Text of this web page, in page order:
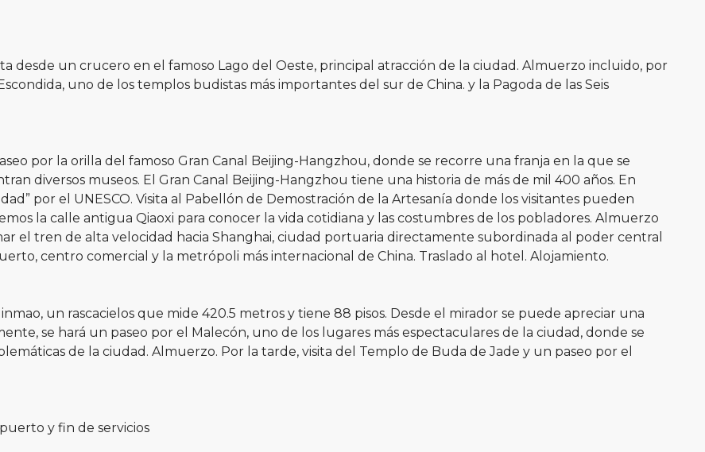
desde un crucero en el famoso Lago del Oeste, principal atracción de la ciudad. Almuerzo incluido, por
uno de los templos budistas más importantes del sur de China. y la Pagoda de las Seis
por la orilla del famoso Gran Canal Beijing-Hangzhou, donde se recorre una franja en la que se
diversos museos. El Gran Canal Beijing-Hangzhou tiene una historia de más de mil 400 años. En
por el UNESCO. Visita al Pabellón de Demostración de la Artesanía donde los visitantes pueden
la calle antigua Qiaoxi para conocer la vida cotidiana y las costumbres de los pobladores. Almuerzo
el tren de alta velocidad hacia Shanghai, ciudad portuaria directamente subordinada al poder central
centro comercial y la metrópoli más internacional de China. Traslado al hotel. Alojamiento.
un rascacielos que mide 420.5 metros y tiene 88 pisos. Desde el mirador se puede apreciar una
se hará un paseo por el Malecón, uno de los lugares más espectaculares de la ciudad, donde se
de la ciudad. Almuerzo. Por la tarde, visita del Templo de Buda de Jade y un paseo por el
y fin de servicios